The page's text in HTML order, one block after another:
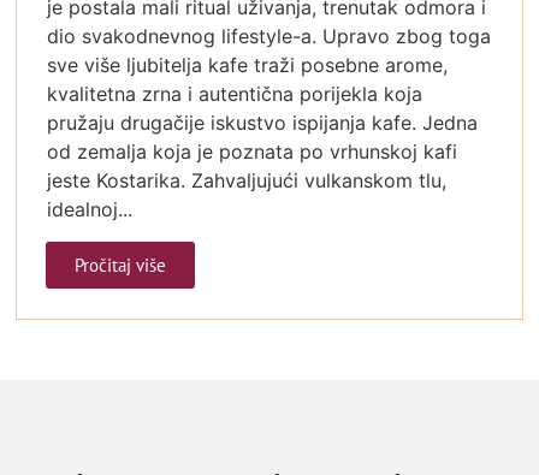
je postala mali ritual uživanja, trenutak odmora i
dio svakodnevnog lifestyle-a. Upravo zbog toga
sve više ljubitelja kafe traži posebne arome,
kvalitetna zrna i autentična porijekla koja
pružaju drugačije iskustvo ispijanja kafe. Jedna
od zemalja koja je poznata po vrhunskoj kafi
jeste Kostarika. Zahvaljujući vulkanskom tlu,
idealnoj...
Pročitaj više